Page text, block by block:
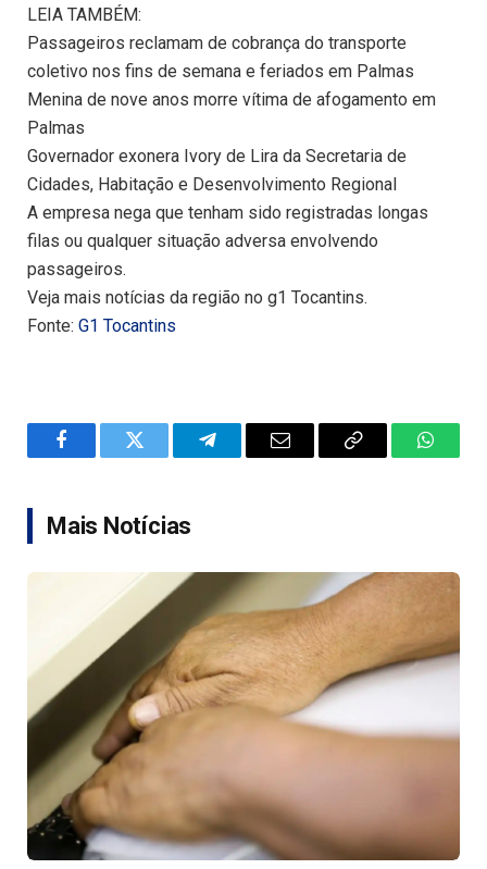
LEIA TAMBÉM:
Passageiros reclamam de cobrança do transporte
coletivo nos fins de semana e feriados em Palmas
Menina de nove anos morre vítima de afogamento em
Palmas
Governador exonera Ivory de Lira da Secretaria de
Cidades, Habitação e Desenvolvimento Regional
A empresa nega que tenham sido registradas longas
filas ou qualquer situação adversa envolvendo
passageiros.
Veja mais notícias da região no g1 Tocantins.
Fonte: G1 Tocantins
FacebookTwitter TelegramEmail
Copy
Mais Notícias